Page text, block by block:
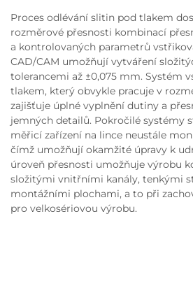
Proces odlévání slitin pod tlakem
rozměrové přesnosti kombinací
a kontrolovaných parametrů
CAD/CAM umožňují vytváření
tolerancemi až ±0,075 mm. Systém
tlakem, který obvykle pracuje v
zajišťuje úplné vyplnění dutiny a
jemných detailů. Pokročilé systémy
měřicí zařízení na lince neustále
čímž umožňují okamžité úpravy k
úroveň přesnosti umožňuje výrobu
složitými vnitřními kanály, tenkými
montážními plochami, a to při
pro velkosériovou výrobu.